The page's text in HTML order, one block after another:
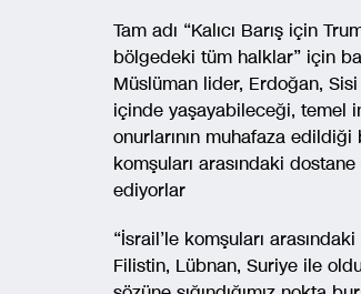
Tam adı “Kalıcı Barış için
bölgedeki tüm halklar” için
Müslüman lider, Erdoğan,
içinde yaşayabileceği, temel
onurlarının muhafaza edildiği
komşuları arasındaki
ediyorlar
“İsrail’le komşuları
Filistin, Lübnan, Suriye ile